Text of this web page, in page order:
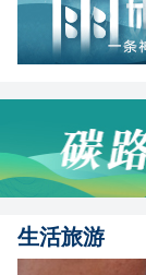
生活旅游